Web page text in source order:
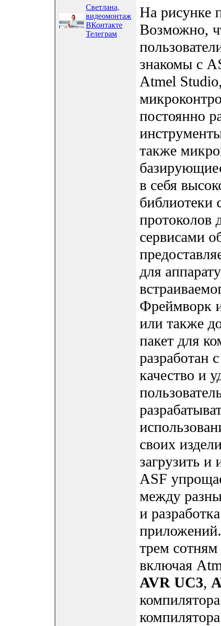
Светлана,
видеомонтаж
ВКонтакте
Телеграм
На рисунке
Возможно,
знакомы с
Atmel
постоянно
также
в себя
библиотеки
протоколов
сервисами
для
Фреймворк
или также
пакет для
разработан
качество и
своих
загрузить и
ASF
между
и
трем
включая
AVR UC3,